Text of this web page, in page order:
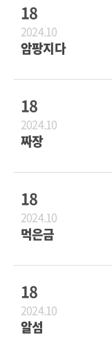
18
2024.10
암팡지다
18
2024.10
짜장
18
2024.10
먹은금
18
2024.10
알섬